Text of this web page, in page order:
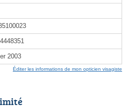
2003
Éditer les informations de mon opticien visagiste